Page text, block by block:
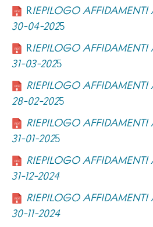
RIEPILOGO
30-04-2025
RIEPILOGO
31-03-2025
RIEPILOGO
28-02-2025
RIEPILOGO
31-01-2025
RIEPILOGO
31-12-2024
RIEPILOGO
30-11-2024